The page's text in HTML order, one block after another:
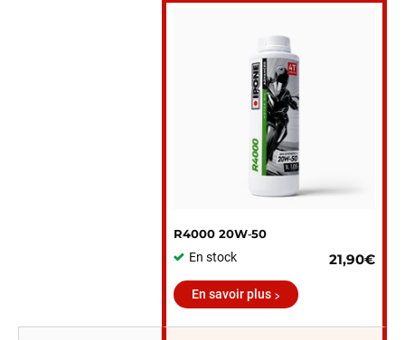
R4000 20W‑50
En stock
21,90€
En savoir plus